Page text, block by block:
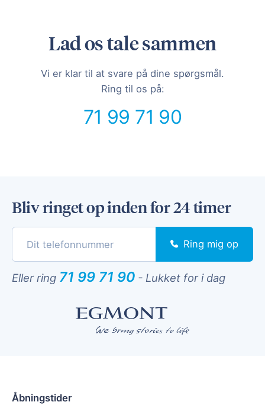
Lad os tale sammen
Vi er klar til at svare på dine spørgsmål.
Ring til os på:
71 99 71 90
Bliv ringet op inden for 24 timer
Ring mig op
Eller ring 71 99 71 90 - Lukket for i dag
Åbningstider